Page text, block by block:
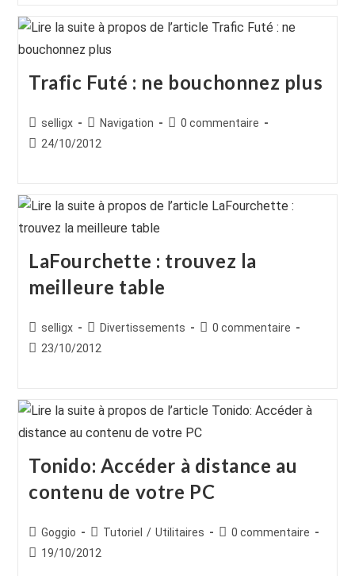
Trafic Futé : ne bouchonnez plus
Auteur/autrice
de
selligx
Post
category:
Navigation
Commentaires
0 commentaire
Publication
24/10/2012
LaFourchette : trouvez la
meilleure table
Auteur/autrice
de
selligx
Post
category:
Divertissements
Commentaires
0 commentaire
Publication
23/10/2012
Tonido: Accéder à distance au
contenu de votre PC
Auteur/autrice
de
Goggio
Post
category:
Tutoriel / Utilitaires
Commentaires
0 commentaire
Publication
19/10/2012